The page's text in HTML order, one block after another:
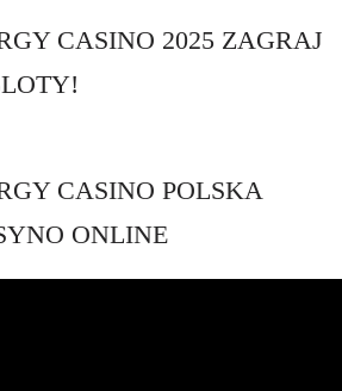
CASINO 2025 ZAGRAJ
CASINO POLSKA
ONLINE